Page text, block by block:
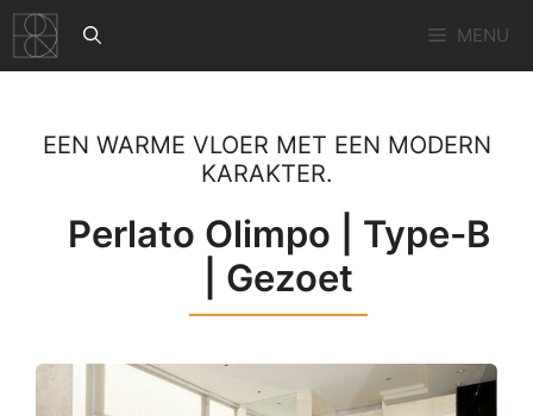
Ga
naar
de
MENU
EEN WARME VLOER MET EEN MODERN
KARAKTER.
Perlato Olimpo | Type-B
| Gezoet